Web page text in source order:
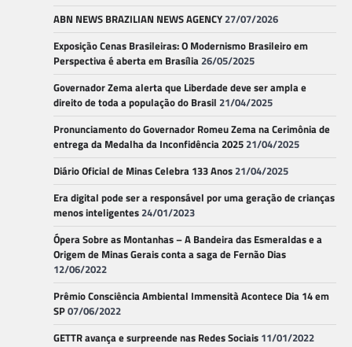
ABN NEWS BRAZILIAN NEWS AGENCY27/07/2026
Exposição Cenas Brasileiras: O Modernismo Brasileiro em
Perspectiva é aberta em Brasília26/05/2025
Governador Zema alerta que Liberdade deve ser ampla e
direito de toda a população do Brasil 21/04/2025
Pronunciamento do Governador Romeu Zema na Cerimônia de
entrega da Medalha da Inconfidência 202521/04/2025
Diário Oficial de Minas Celebra 133 Anos21/04/2025
Era digital pode ser a responsável por uma geração de crianças
menos inteligentes24/01/2023
Ópera Sobre as Montanhas – A Bandeira das Esmeraldas e a
Origem de Minas Gerais conta a saga de Fernão Dias
12/06/2022
Prêmio Consciência Ambiental Immensità Acontece Dia 14 em
SP07/06/2022
GETTR avança e surpreende nas Redes Sociais 11/01/2022